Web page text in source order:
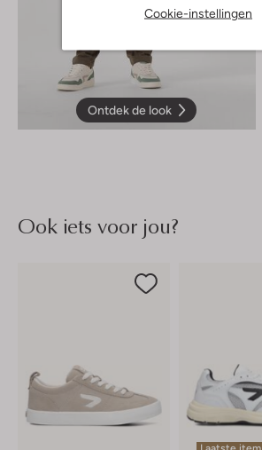
Cookie-instellingen
Ontdek de look
Ook iets voor jou?